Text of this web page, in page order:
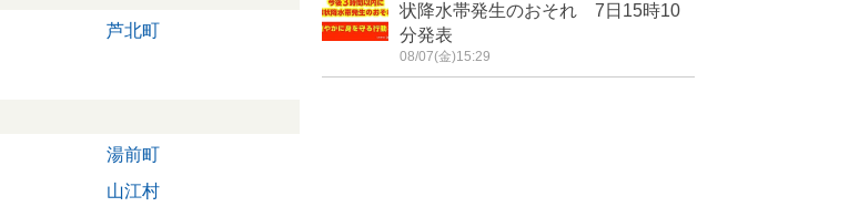
芦北町
湯前町
山江村
状降水帯発生のおそれ 7日15時10
分発表
08/07(金)15:29